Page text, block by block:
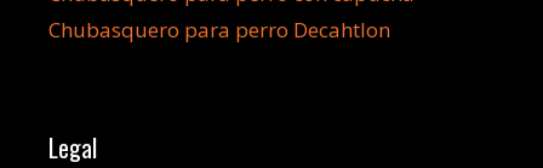
Chubasquero para perro Decahtlon
Legal